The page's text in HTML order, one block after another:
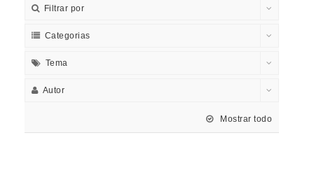
Filtrar por
Categorias
Tema
Autor
Mostrar todo